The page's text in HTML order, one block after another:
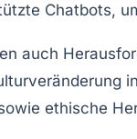
Chatbots,
auch
ethische